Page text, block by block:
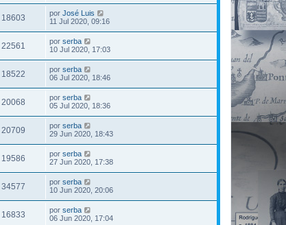
18603 por José Luis
11 Jul 2020, 09:16
22561 por serba
10 Jul 2020, 17:03
18522 por serba
06 Jul 2020, 18:46
20068 por serba
05 Jul 2020, 18:36
20709 por serba
29 Jun 2020, 18:43
19586 por serba
27 Jun 2020, 17:38
34577 por serba
10 Jun 2020, 20:06
16833 por serba
06 Jun 2020, 17:04